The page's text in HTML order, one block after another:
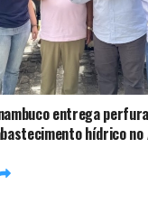
entrega
hídrico